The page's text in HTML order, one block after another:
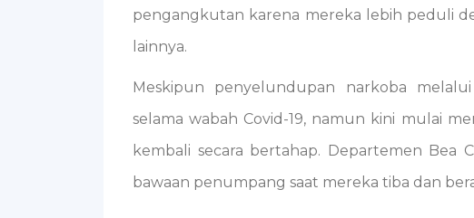
pengangkutan karena mereka lebih peduli
lainnya.
Meskipun penyelundupan narkoba
selama wabah Covid-19, namun kini mulai
kembali secara bertahap. Departemen Bea
bawaan penumpang saat mereka tiba dan